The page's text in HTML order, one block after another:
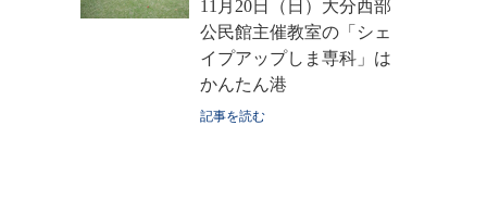
11月20日（日）大分西部
公民館主催教室の「シェ
イプアップしま専科」は
かんたん港
記事を読む